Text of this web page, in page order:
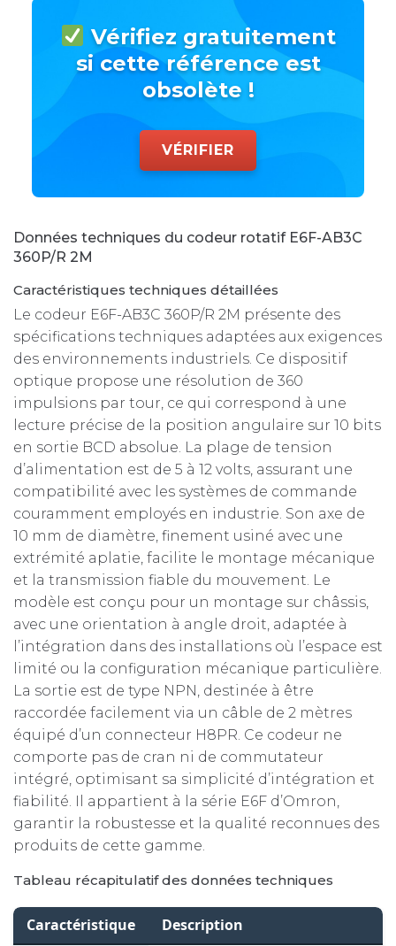
Vérifiez gratuitement
si cette référence est
obsolète !
VÉRIFIER
Données techniques du codeur rotatif E6F-AB3C
360P/R 2M
Caractéristiques techniques détaillées
Le codeur E6F-AB3C 360P/R 2M présente des
spécifications techniques adaptées aux exigences
des environnements industriels. Ce dispositif
optique propose une résolution de 360
impulsions par tour, ce qui correspond à une
lecture précise de la position angulaire sur 10 bits
en sortie BCD absolue. La plage de tension
d’alimentation est de 5 à 12 volts, assurant une
compatibilité avec les systèmes de commande
couramment employés en industrie. Son axe de
10 mm de diamètre, finement usiné avec une
extrémité aplatie, facilite le montage mécanique
et la transmission fiable du mouvement. Le
modèle est conçu pour un montage sur châssis,
avec une orientation à angle droit, adaptée à
l’intégration dans des installations où l’espace est
limité ou la configuration mécanique particulière.
La sortie est de type NPN, destinée à être
raccordée facilement via un câble de 2 mètres
équipé d’un connecteur H8PR. Ce codeur ne
comporte pas de cran ni de commutateur
intégré, optimisant sa simplicité d’intégration et
fiabilité. Il appartient à la série E6F d’Omron,
garantir la robustesse et la qualité reconnues des
produits de cette gamme.
Tableau récapitulatif des données techniques
Caractéristique Description